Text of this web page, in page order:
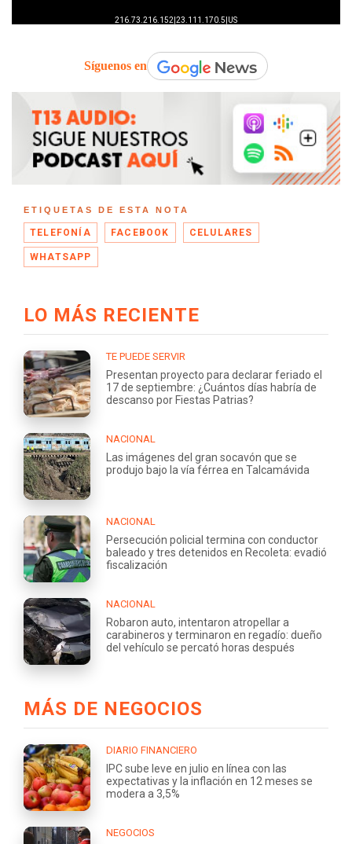
Síguenos en
ETIQUETAS DE ESTA NOTA
TELEFONÍA FACEBOOK CELULARES
WHATSAPP
LO MÁS RECIENTE
TE PUEDE SERVIR
Presentan proyecto para declarar feriado el
17 de septiembre: ¿Cuántos días habría de
descanso por Fiestas Patrias?
NACIONAL
Las imágenes del gran socavón que se
produjo bajo la vía férrea en Talcamávida
NACIONAL
Persecución policial termina con conductor
baleado y tres detenidos en Recoleta: evadió
fiscalización
NACIONAL
Robaron auto, intentaron atropellar a
carabineros y terminaron en regadío: dueño
del vehículo se percató horas después
MÁS DE NEGOCIOS
DIARIO FINANCIERO
IPC sube leve en julio en línea con las
expectativas y la inflación en 12 meses se
modera a 3,5%
NEGOCIOS